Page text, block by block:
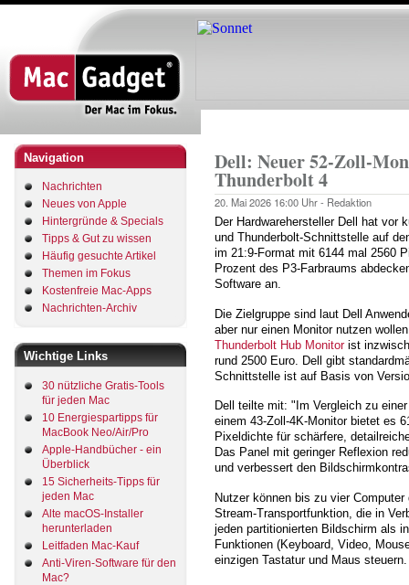
Direkt
zum
Navigation
Nachrichten
Neues von Apple
Hintergründe & Specials
Tipps & Gut zu wissen
Häufig gesuchte Artikel
Themen im Fokus
Kostenfreie Mac-Apps
Nachrichten-Archiv
Wichtige Links
30 nützliche Gratis-Tools
für jeden Mac
10 Energiespartipps für
MacBook Neo/Air/Pro
Apple-Handbücher - ein
Überblick
15 Sicherheits-Tipps für
jeden Mac
Alte macOS-Installer
herunterladen
Leitfaden Mac-Kauf
Anti-Viren-Software für den
Mac?
Dell: Neuer 52-Zoll-
Thunderbolt 4
20. Mai 2026 16:00 Uhr - Redaktion
Der Hardwarehersteller Dell hat vor
und Thunderbolt-Schnittstelle auf
im 21:9-Format mit 6144 mal 2560
Prozent des P3-Farbraums
Software an.
Die Zielgruppe sind laut Dell
aber nur einen Monitor nutzen
Thunderbolt Hub Monitorist
rund 2500 Euro. Dell gibt
Schnittstelle ist auf Basis von
Dell teilte mit: "Im Vergleich zu
einem 43-Zoll-4K-Monitor bietet es
Pixeldichte für schärfere,
Das Panel mit geringer Reflexion
und verbessert den
Nutzer können bis zu vier
Stream-Transportfunktion, die in
jeden partitionierten Bildschirm als
Funktionen (Keyboard, Video,
einzigen Tastatur und Maus steuern.